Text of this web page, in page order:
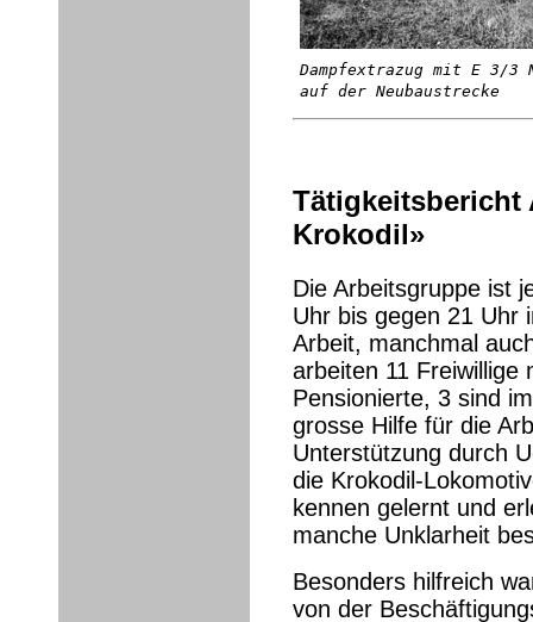
Dampfextrazug mit E 3/
auf der Neubaustrecke
Tätigkeitsbericht
Krokodil»
Die Arbeitsgruppe ist
Uhr bis gegen 21 Uhr
Arbeit, manchmal
arbeiten 11 Freiwillige
Pensionierte, 3 sind
grosse Hilfe für die
Unterstützung durch
die Krokodil-
kennen gelernt und
manche Unklarheit
Besonders hilfreich
von der